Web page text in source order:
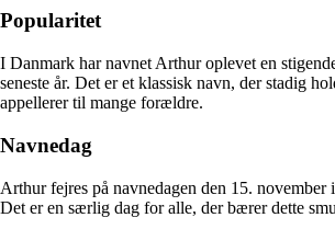
Popularitet
I Danmark har navnet Arthur oplevet en
seneste år. Det er et klassisk navn, der stadig
appellerer til mange forældre.
Navnedag
Arthur fejres på navnedagen den 15. november
Det er en særlig dag for alle, der bærer dette